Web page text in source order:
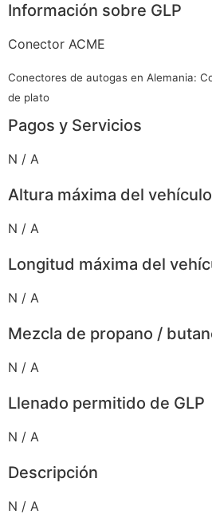
Información sobre GLP
Conector ACME
Conectores de autogas en Alemania:
de plato
Pagos y Servicios
N / A
Altura máxima del vehículo
N / A
Longitud máxima del
N / A
Mezcla de propano /
N / A
Llenado permitido de GLP
N / A
Descripción
N / A